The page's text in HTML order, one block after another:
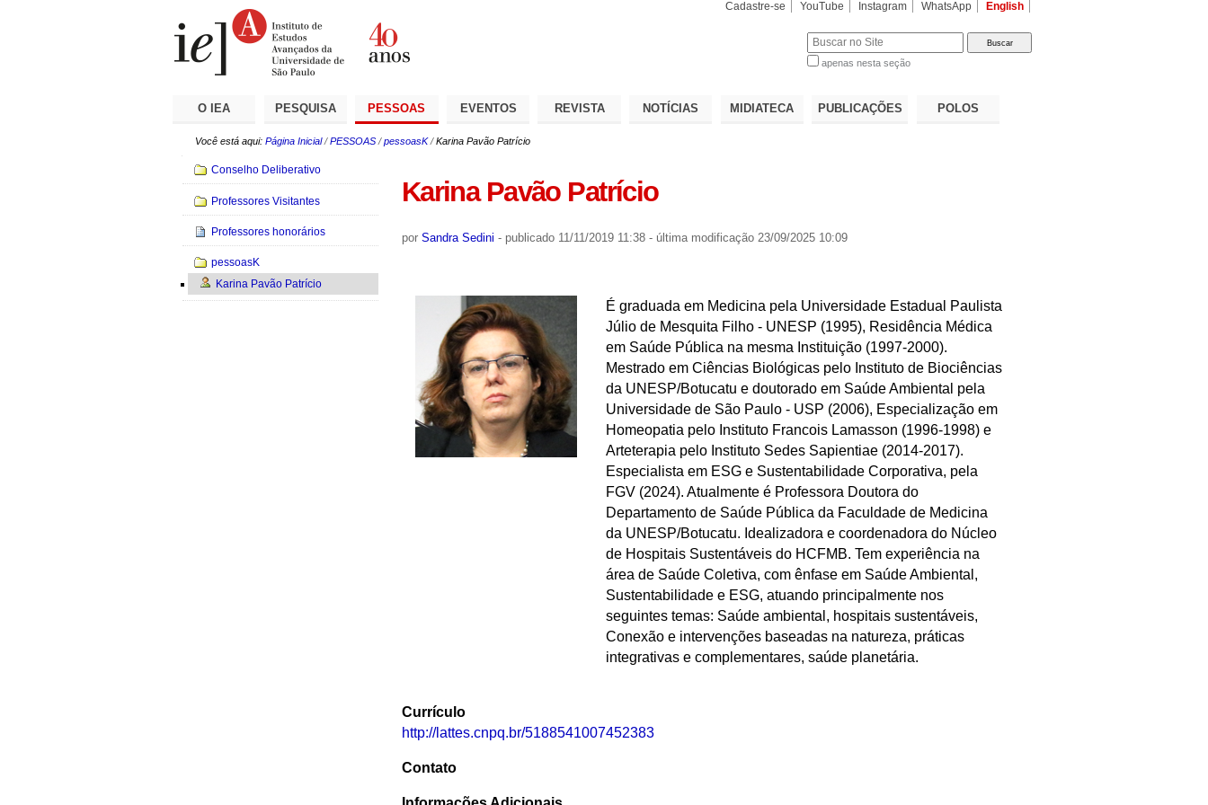
Cadastre-se YouTube Instagram WhatsApp English
apenas nesta seção
O IEA PESQUISA PESSOAS EVENTOS REVISTA NOTÍCIAS MIDIATECA PUBLICAÇÕES POLOS
Você está aqui: Página Inicial /PESSOAS /pessoasK /Karina Pavão Patrício
Karina Pavão Patrício
por Sandra Sedini - publicado11/11/2019 11:38 - última modificação23/09/2025 10:09
É graduada em Medicina pela Universidade Estadual Paulista
Júlio de Mesquita Filho - UNESP (1995), Residência Médica
em Saúde Pública na mesma Instituição (1997-2000).
Mestrado em Ciências Biológicas pelo Instituto de Biociências
da UNESP/Botucatu e doutorado em Saúde Ambiental pela
Universidade de São Paulo - USP (2006), Especialização em
Homeopatia pelo Instituto Francois Lamasson (1996-1998) e
Arteterapia pelo Instituto Sedes Sapientiae (2014-2017).
Especialista em ESG e Sustentabilidade Corporativa, pela
FGV (2024). Atualmente é Professora Doutora do
Departamento de Saúde Pública da Faculdade de Medicina
da UNESP/Botucatu. Idealizadora e coordenadora do Núcleo
de Hospitais Sustentáveis do HCFMB. Tem experiência na
área de Saúde Coletiva, com ênfase em Saúde Ambiental,
Sustentabilidade e ESG, atuando principalmente nos
seguintes temas: Saúde ambiental, hospitais sustentáveis,
Conexão e intervenções baseadas na natureza, práticas
integrativas e complementares, saúde planetária.
Currículo
http://lattes.cnpq.br/5188541007452383
Contato
Navegação
Conselho Deliberativo
Professores Visitantes
Professores honorários
pessoasK
Karina Pavão Patrício